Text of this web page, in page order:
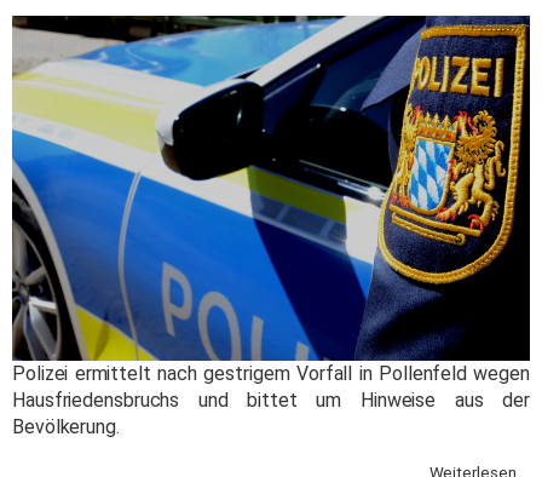
Polizei ermittelt nach gestrigem Vorfall in Pollenfeld wegen
Hausfriedensbruchs und bittet um Hinweise aus der
Bevölkerung.
Weiterlesen ...